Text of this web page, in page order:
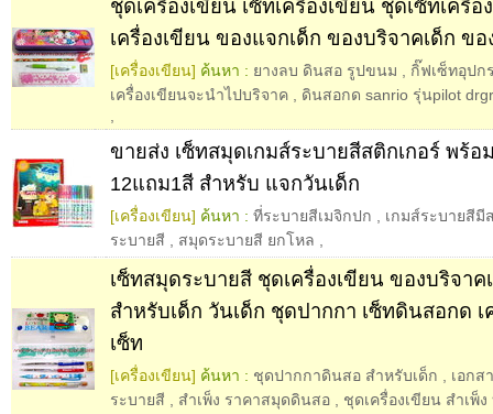
ชุดเครื่องเขียน เซ็ทเครื่องเขียน ชุดเซ็ทเครื่
เครื่องเขียน ของแจกเด็ก ของบริจาคเด็ก ข
[เครื่องเขียน] ค้นหา : ยางลบ ดินสอ รูปขนม
กิ๊ฟเซ็ทอุปก
เครื่องเขียนจะนำไปบริจาค
ดินสอกด sanrio รุ่นpilot
ขายส่ง เซ็ทสมุดเกมส์ระบายสีสติกเกอร์ พร้อ
12แถม1สี สำหรับ แจกวันเด็ก
[เครื่องเขียน] ค้นหา : ที่ระบายสีเมจิกปก
เกมส์ระบายสีมี
ระบายสี
สมุดระบายสี ยกโหล
เซ็ทสมุดระบายสี ชุดเครื่องเขียน ของบริจาค
สำหรับเด็ก วันเด็ก ชุดปากกา เซ็ทดินสอกด เ
เซ็ท
[เครื่องเขียน] ค้นหา : ชุดปากกาดินสอ สำหรับเด็ก
เอกส
ระบายสี
สำเพ็ง ราคาสมุดดินสอ
ชุดเครื่องเขียน สําเพ็